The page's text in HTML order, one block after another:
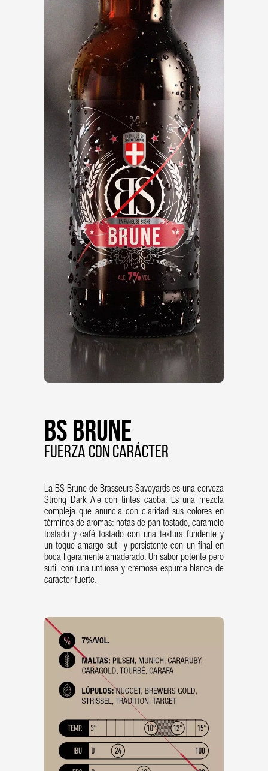
BS Brune
FUERZA CON CARÁCTER
La BS Brune de Brasseurs Savoyards es una cerveza
Strong Dark Ale con tintes caoba. Es una mezcla
compleja que anuncia con claridad sus colores en
términos de aromas: notas de pan tostado, caramelo
tostado y café tostado con una textura fundente y
un toque amargo sutil y persistente con un final en
boca ligeramente amaderado. Un sabor potente pero
sutil con una untuosa y cremosa espuma blanca de
carácter fuerte.